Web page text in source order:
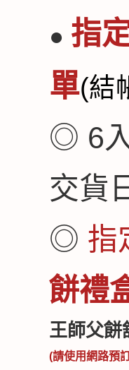
● 指
單(結
◎ 6
交貨
◎ 指
餅禮
王師父餅
(請使用網路預